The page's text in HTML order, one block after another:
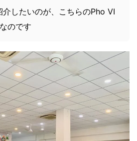
介したいのが、こちらのPho VI
のです